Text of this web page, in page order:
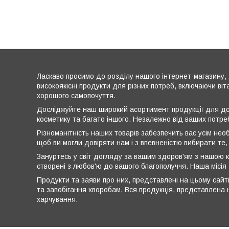
Ласкаво просимо до розділу нашого інтернет-
високоякісні продукти для різних потреб, включаючи
хорошого самопочуття.
Досліджуйте наш широкий асортимент продукції для
косметику та багато іншого. Незалежно від ваших
Різноманітність наших товарів забезпечить вас усім
щоб ви могли довіряти нам і з впевненістю вибирати
Зануртесь у світ догляду за вашим здоров'ям з нашою
створені з любов'ю до вашого благополуччя. Наша
Продукти та заяви про них, представлені на цьому
та запобігання хворобам. Вся продукція,
харчування.